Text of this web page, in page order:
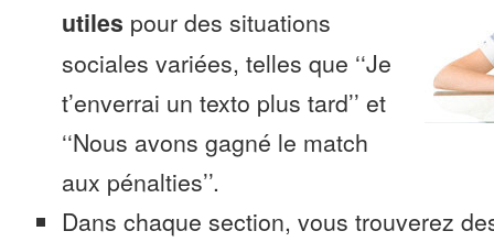
utiles pour des situations
sociales variées, telles que ‘‘Je
t’enverrai un texto plus tard’’ et
‘‘Nous avons gagné le match
aux pénalties’’.
Dans chaque section, vous trouverez